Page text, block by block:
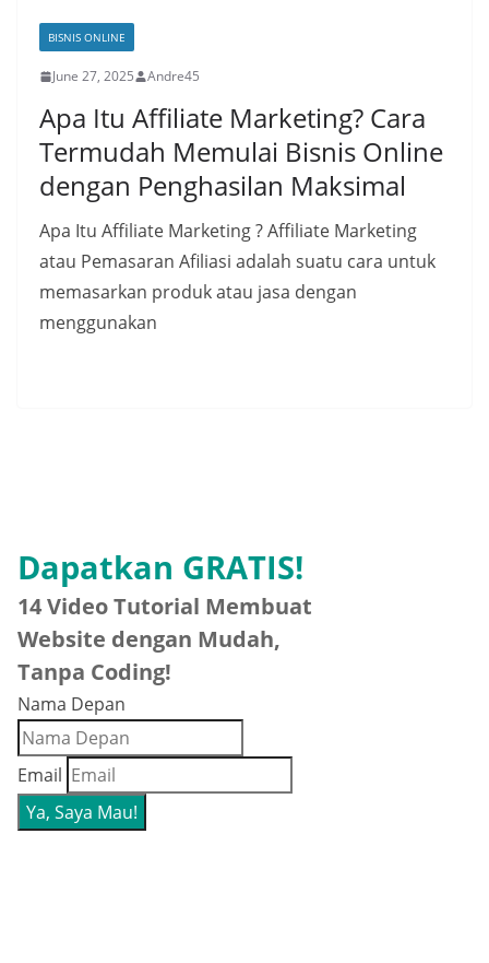
BISNIS ONLINE
June 27, 2025 Andre45
Apa Itu Affiliate Marketing? Cara
Termudah Memulai Bisnis Online
dengan Penghasilan Maksimal
Apa Itu Affiliate Marketing ? Affiliate Marketing
atau Pemasaran Afiliasi adalah suatu cara untuk
memasarkan produk atau jasa dengan
menggunakan
Dapatkan GRATIS!
14 Video Tutorial Membuat
Website dengan Mudah,
Tanpa Coding!
Nama Depan
Email